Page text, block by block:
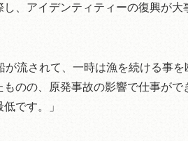
、アイデンティティーの復興が
流されて、一時は漁を続ける事
のの、原発事故の影響で仕事が
です。」